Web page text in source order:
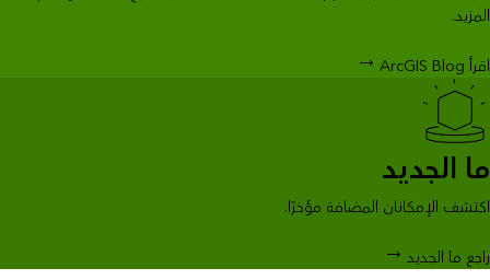
المزيد.
اقرأ ArcGIS Blog
ما الجديد
اكتشف الإمكانان المضافة مؤخرًا.
راجع ما الجديد